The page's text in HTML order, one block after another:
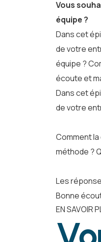
Vous
équipe ?
Dans cet
de votre
équipe ?
écoute et
Dans cet
de votre
Comment
méthode ?
Les
Bonne
EN SAVOIR